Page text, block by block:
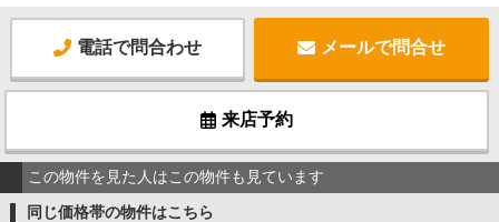
電話で問合わせ メールで問合せ
来店予約
この物件を見た人はこの物件も見ています
同じ価格帯の物件はこちら